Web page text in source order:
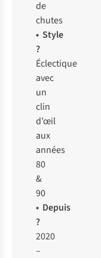
de
chutes
• Style
?
Éclectique
avec
un
clin
d’œil
aux
années
80
&
90
• Depuis
?
2020
–